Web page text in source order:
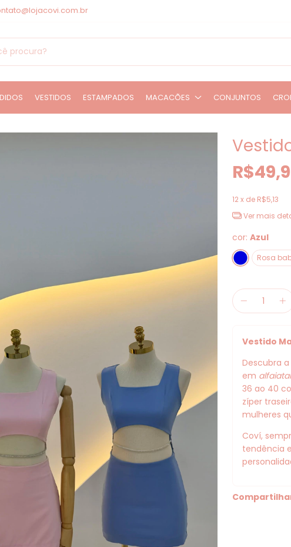
VESTIDOS ESTAMPADOS MACACÕES CONJUNTOS
12x de R$5,13
Ver mais
cor: Azul
Rosa
Vestido
Descubra
em
36 ao 40
zíper
mulheres
Coví,
tendência